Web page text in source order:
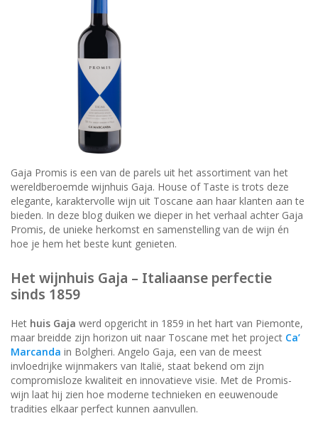
Gaja Promis is een van de parels uit het assortiment van het
wereldberoemde wijnhuis Gaja. House of Taste is trots deze
elegante, karaktervolle wijn uit Toscane aan haar klanten aan te
bieden. In deze blog duiken we dieper in het verhaal achter Gaja
Promis, de unieke herkomst en samenstelling van de wijn én
hoe je hem het beste kunt genieten.
Het wijnhuis Gaja – Italiaanse perfectie
sinds 1859
Het huis Gaja werd opgericht in 1859 in het hart van Piemonte,
maar breidde zijn horizon uit naar Toscane met het project Ca’
Marcanda in Bolgheri. Angelo Gaja, een van de meest
invloedrijke wijnmakers van Italië, staat bekend om zijn
compromisloze kwaliteit en innovatieve visie. Met de Promis-
wijn laat hij zien hoe moderne technieken en eeuwenoude
tradities elkaar perfect kunnen aanvullen.